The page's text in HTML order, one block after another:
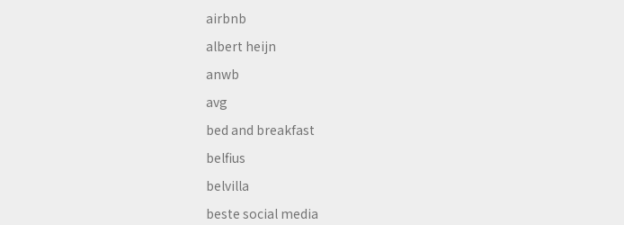
airbnb
albert heijn
anwb
avg
bed and breakfast
belfius
belvilla
beste social media